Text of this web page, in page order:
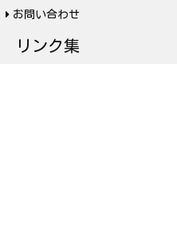
お問い合わせ
リンク集